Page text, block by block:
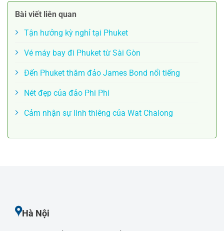
Bài viết liên quan
Tận hưởng kỳ nghỉ tại Phuket
Vé máy bay đi Phuket từ Sài Gòn
Đến Phuket thăm đảo James Bond nổi tiếng
Nét đẹp của đảo Phi Phi
Cảm nhận sự linh thiêng của Wat Chalong
Hà Nội